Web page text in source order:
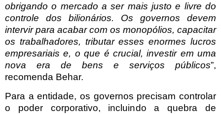
obrigando o mercado a ser mais justo e livre do
controle dos bilionários. Os governos devem
intervir para acabar com os monopólios, capacitar
os trabalhadores, tributar esses enormes lucros
empresariais e, o que é crucial, investir em uma
nova era de bens e serviços públicos”,
recomenda Behar.
Para a entidade, os governos precisam controlar
o poder corporativo, incluindo a quebra de